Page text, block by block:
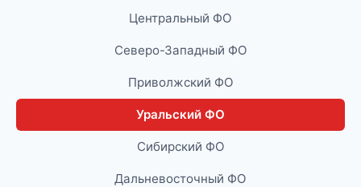
Центральный ФО
Северо-Западный ФО
Приволжский ФО
Уральский ФО
Сибирский ФО
Дальневосточный ФО